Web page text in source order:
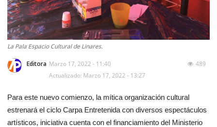
La Pala Espacio Cultural de Linares.
Editora Marzo 17, 2022 - 11:40
Actualizado: Marzo 17, 2022 - 13:27
489
Para este nuevo comienzo, la mítica organización cultural
estrenará el ciclo Carpa Entretenida con diversos espectáculos
artísticos, iniciativa cuenta con el financiamiento del Ministerio